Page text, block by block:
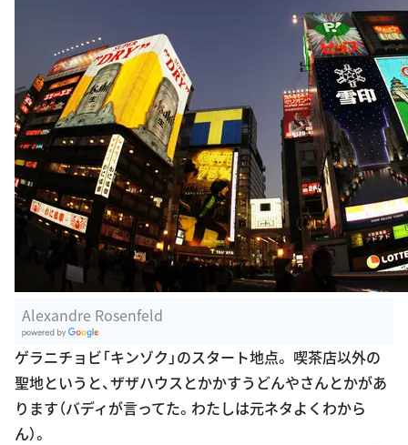
Alexandre Rosenfeld
oogle Plac
es
ゲラニチョビ「キンゾク」のスタート地点。 喫茶店以外の
聖地というと、ザザハウスとかかすうどんやさんとかがあ
ります（バディが言ってた。わたしは元ネタよくわから
ん）。